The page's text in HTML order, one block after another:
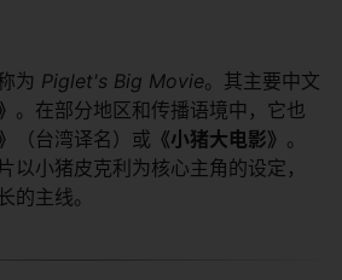
为 Piglet's Big Movie。其主要中文
​。在部分地区和传播语境中，它也
​（台湾译名）或​ ​《小猪大电影》​ ​。
以小猪皮克利为核心主角的设定，
的主线。